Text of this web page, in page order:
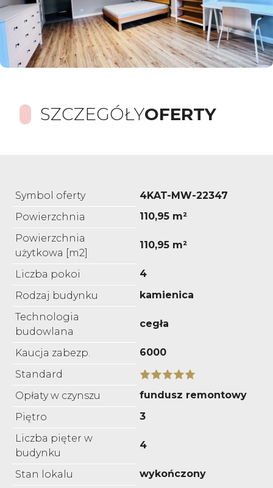
SZCZEGÓŁYOFERTY
Symbol oferty
4KAT-MW-22347
Powierzchnia
110,95 m²
Powierzchnia
użytkowa [m2]
110,95 m²
Liczba pokoi
4
Rodzaj budynku
kamienica
Technologia
budowlana
cegła
Kaucja zabezp.
6000
Standard
Opłaty w czynszu
fundusz remontowy
Piętro
3
Liczba pięter w
budynku
4
Stan lokalu
wykończony